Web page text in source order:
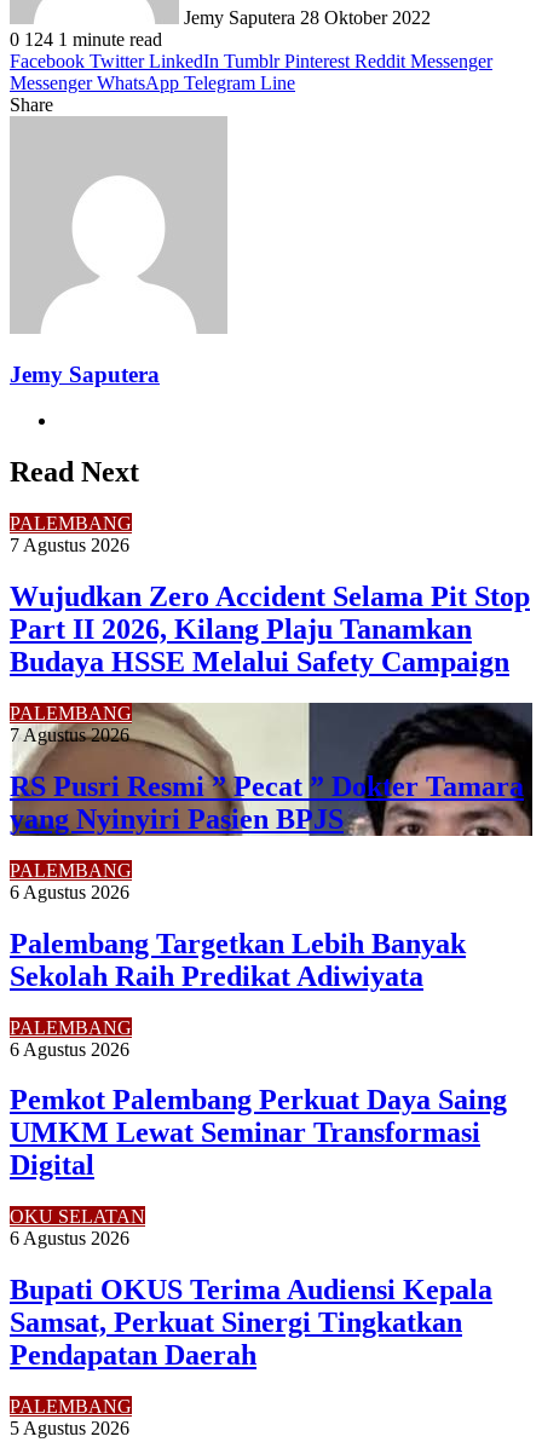
Jemy Saputera 28 Oktober 2022
0 124 1 minute read
Facebook Twitter LinkedIn Tumblr Pinterest Reddit Messenger
Messenger WhatsApp Telegram Line
Share
Jemy Saputera
Read Next
PALEMBANG
7 Agustus 2026
Wujudkan Zero Accident Selama Pit Stop
Part II 2026, Kilang Plaju Tanamkan
Budaya HSSE Melalui Safety Campaign
PALEMBANG
7 Agustus 2026
RS Pusri Resmi ” Pecat ” Dokter Tamara
yang Nyinyiri Pasien BPJS
PALEMBANG
6 Agustus 2026
Palembang Targetkan Lebih Banyak
Sekolah Raih Predikat Adiwiyata
PALEMBANG
6 Agustus 2026
Pemkot Palembang Perkuat Daya Saing
UMKM Lewat Seminar Transformasi
Digital
OKU SELATAN
6 Agustus 2026
Bupati OKUS Terima Audiensi Kepala
Samsat, Perkuat Sinergi Tingkatkan
Pendapatan Daerah
PALEMBANG
5 Agustus 2026